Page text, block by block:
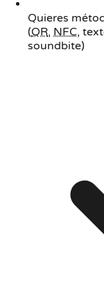
Quieres
(QR, NFC,
soundbite)